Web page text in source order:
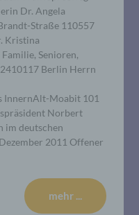
Dr. Angela
Straße 110557
Kristina
Senioren,
Berlin Herrn
InnernAlt-Moabit 101
Norbert
im deutschen
2011 Offener
mehr ...